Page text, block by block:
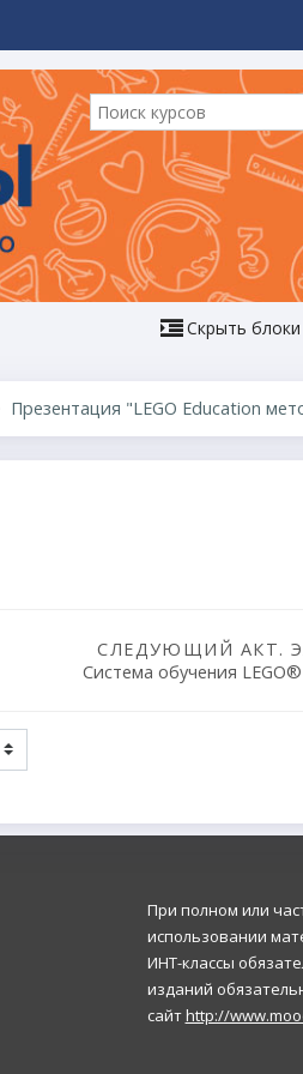
Скрыть блоки
Презентация "LEGO Education
СЛЕДУЮЩИЙ АКТ.
Система обучения
При полном или
использовании
ИНТ-классы
изданий
сайтhttp://